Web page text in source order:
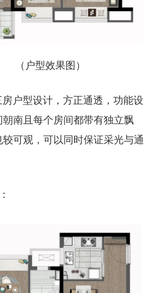
（户型效果图）
户型设计，方正通透，功能设
南且每个房间都带有独立飘
可观，可以同时保证采光与通